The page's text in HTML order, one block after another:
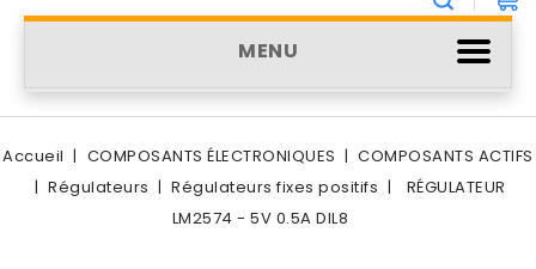
MENU
Accueil COMPOSANTS ÉLECTRONIQUES
COMPOSANTS ACTIFS
Régulateurs
Régulateurs fixes positifs
RÉGULATEUR
LM2574 - 5V 0.5A DIL8